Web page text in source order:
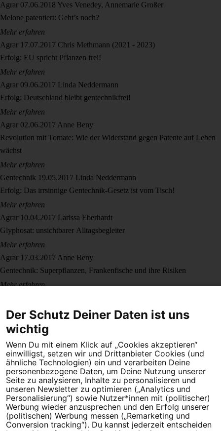
Agrar 07.06.2018 Yves Venedey, Annemarie Großer
Melone patentiert: Geht’s noch?
Mehr erfahren
Agrar 17.07.2017 Chris Methmann (2021 - 2023)
Erfolg: EU spricht Pflanzen frei!
Mehr erfahren
Agrar 09.06.2017 Linda Neddermann
Erfolg: Deutschland bleibt gentechnikfrei!
Mehr erfahren
Agrar 02.06.2017 Anne Beny
Revolution mit Tomate: Wie der Widerstand gegen Patente auf Leben
wächst
Mehr erfahren
Gentechnik 19.05.2017 Linda Neddermann
Erfolg: Das irrsinnige Gentechnik-Gesetz ist vom Tisch!
Mehr erfahren
Agrar 10.04.2017 Larissa Eberhardt
Glyphosat: unsichtbarer Alltagsbegleiter
Mehr erfahren
Agrar 17.03.2017 Anne Beny
Gentechnik: Superpflanzen, Frankenfische und ihre Risiken
Mehr erfahren
Streit um Gerste: Carlsberg und Heineken haben Bier patentiert – wir
klagen
Mehr erfahren
Dein Engagement macht den Unterschied. Schließe Dich 4,5
Der Schutz Deiner Daten ist uns
wichtig
Wenn Du mit einem Klick auf „Cookies akzeptieren“
einwilligst, setzen wir und Drittanbieter Cookies (und
ähnliche Technologien) ein und verarbeiten Deine
personenbezogene Daten, um Deine Nutzung unserer
Seite zu analysieren, Inhalte zu personalisieren und
unseren Newsletter zu optimieren („Analytics und
Personalisierung“) sowie Nutzer*innen mit (politischer)
Werbung wieder anzusprechen und den Erfolg unserer
(politischen) Werbung messen („Remarketing und
Conversion tracking“). Du kannst jederzeit entscheiden